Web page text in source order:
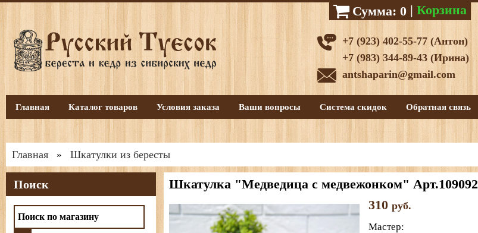
Сумма: 0 | Корзина
Главная Каталог товаров Условия заказа Ваши вопросы Система скидок Обратная связь
+7 (923) 402-55-77 (Антон)
+7 (983) 344-89-43 (Ирина)
antshaparin@gmail.com
Главная » Шкатулки из бересты
Шкатулка "Медведица с медвежонком" Арт.109092
310 руб.
Мастер:
Поиск